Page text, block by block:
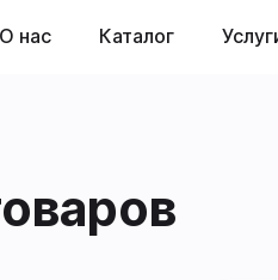
О нас Каталог